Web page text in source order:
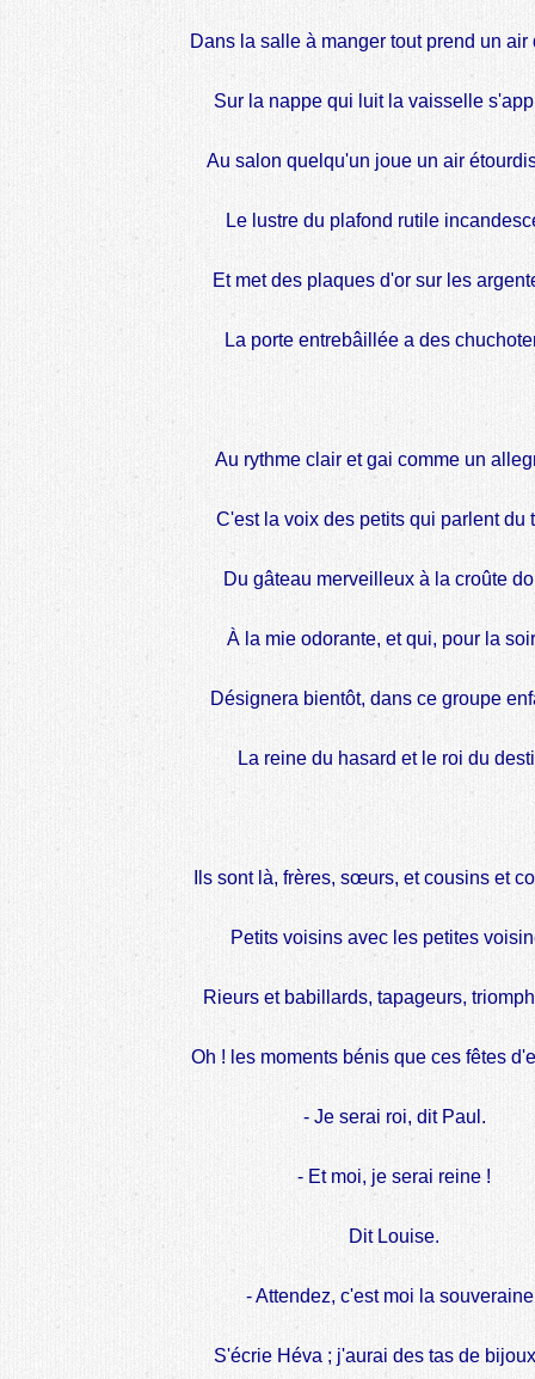
Dans la salle à manger tout prend un air
Sur la nappe qui luit la vaisselle
Au salon quelqu'un joue un air
Le lustre du plafond rutile
Et met des plaques d'or sur les
La porte entrebâillée a des
Au rythme clair et gai comme un
C'est la voix des petits qui parlent du
Du gâteau merveilleux à la croûte
À la mie odorante, et qui, pour la
Désignera bientôt, dans ce groupe
La reine du hasard et le roi du
Ils sont là, frères, sœurs, et cousins et
Petits voisins avec les petites
Rieurs et babillards, tapageurs,
Oh ! les moments bénis que ces fêtes
- Je serai roi, dit Paul.
- Et moi, je serai reine !
Dit Louise.
- Attendez, c'est moi la
S'écrie Héva ; j'aurai des tas de